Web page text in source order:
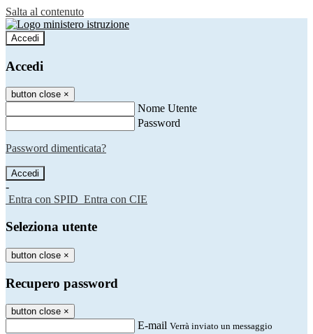
Salta al contenuto
Accedi
Accedi
button close ×
Nome Utente
Password
Password dimenticata?
-
Entra con SPID Entra con CIE
Seleziona utente
button close ×
Recupero password
button close ×
E-mail Verrà inviato un messaggio